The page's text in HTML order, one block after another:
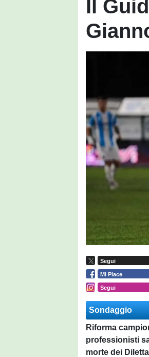
Il
Segui
Mi Piace
Segui
Sondaggio
Riforma
professionisti
morte dei